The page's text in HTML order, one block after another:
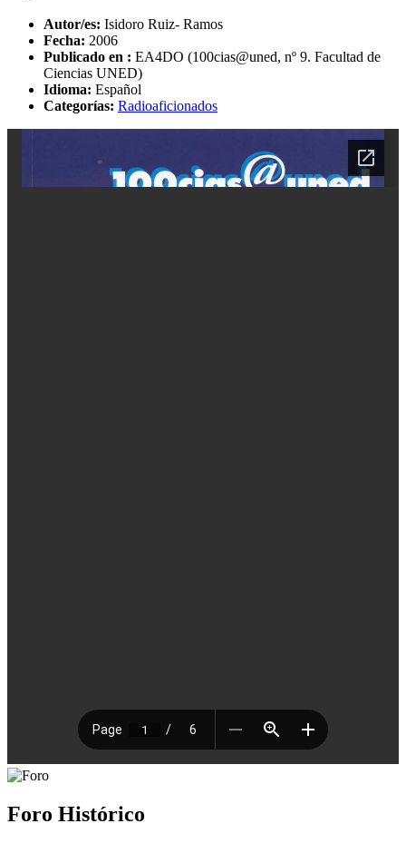
Autor/es: Isidoro Ruiz- Ramos
Fecha: 2006
Publicado en : EA4DO (100cias@uned, nº 9. Facultad de
Ciencias UNED)
Idioma: Español
Categorías: Radioaficionados
Foro Histórico